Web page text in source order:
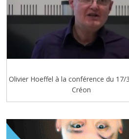
Olivier Hoeffel à la conférence du 17/
Créon